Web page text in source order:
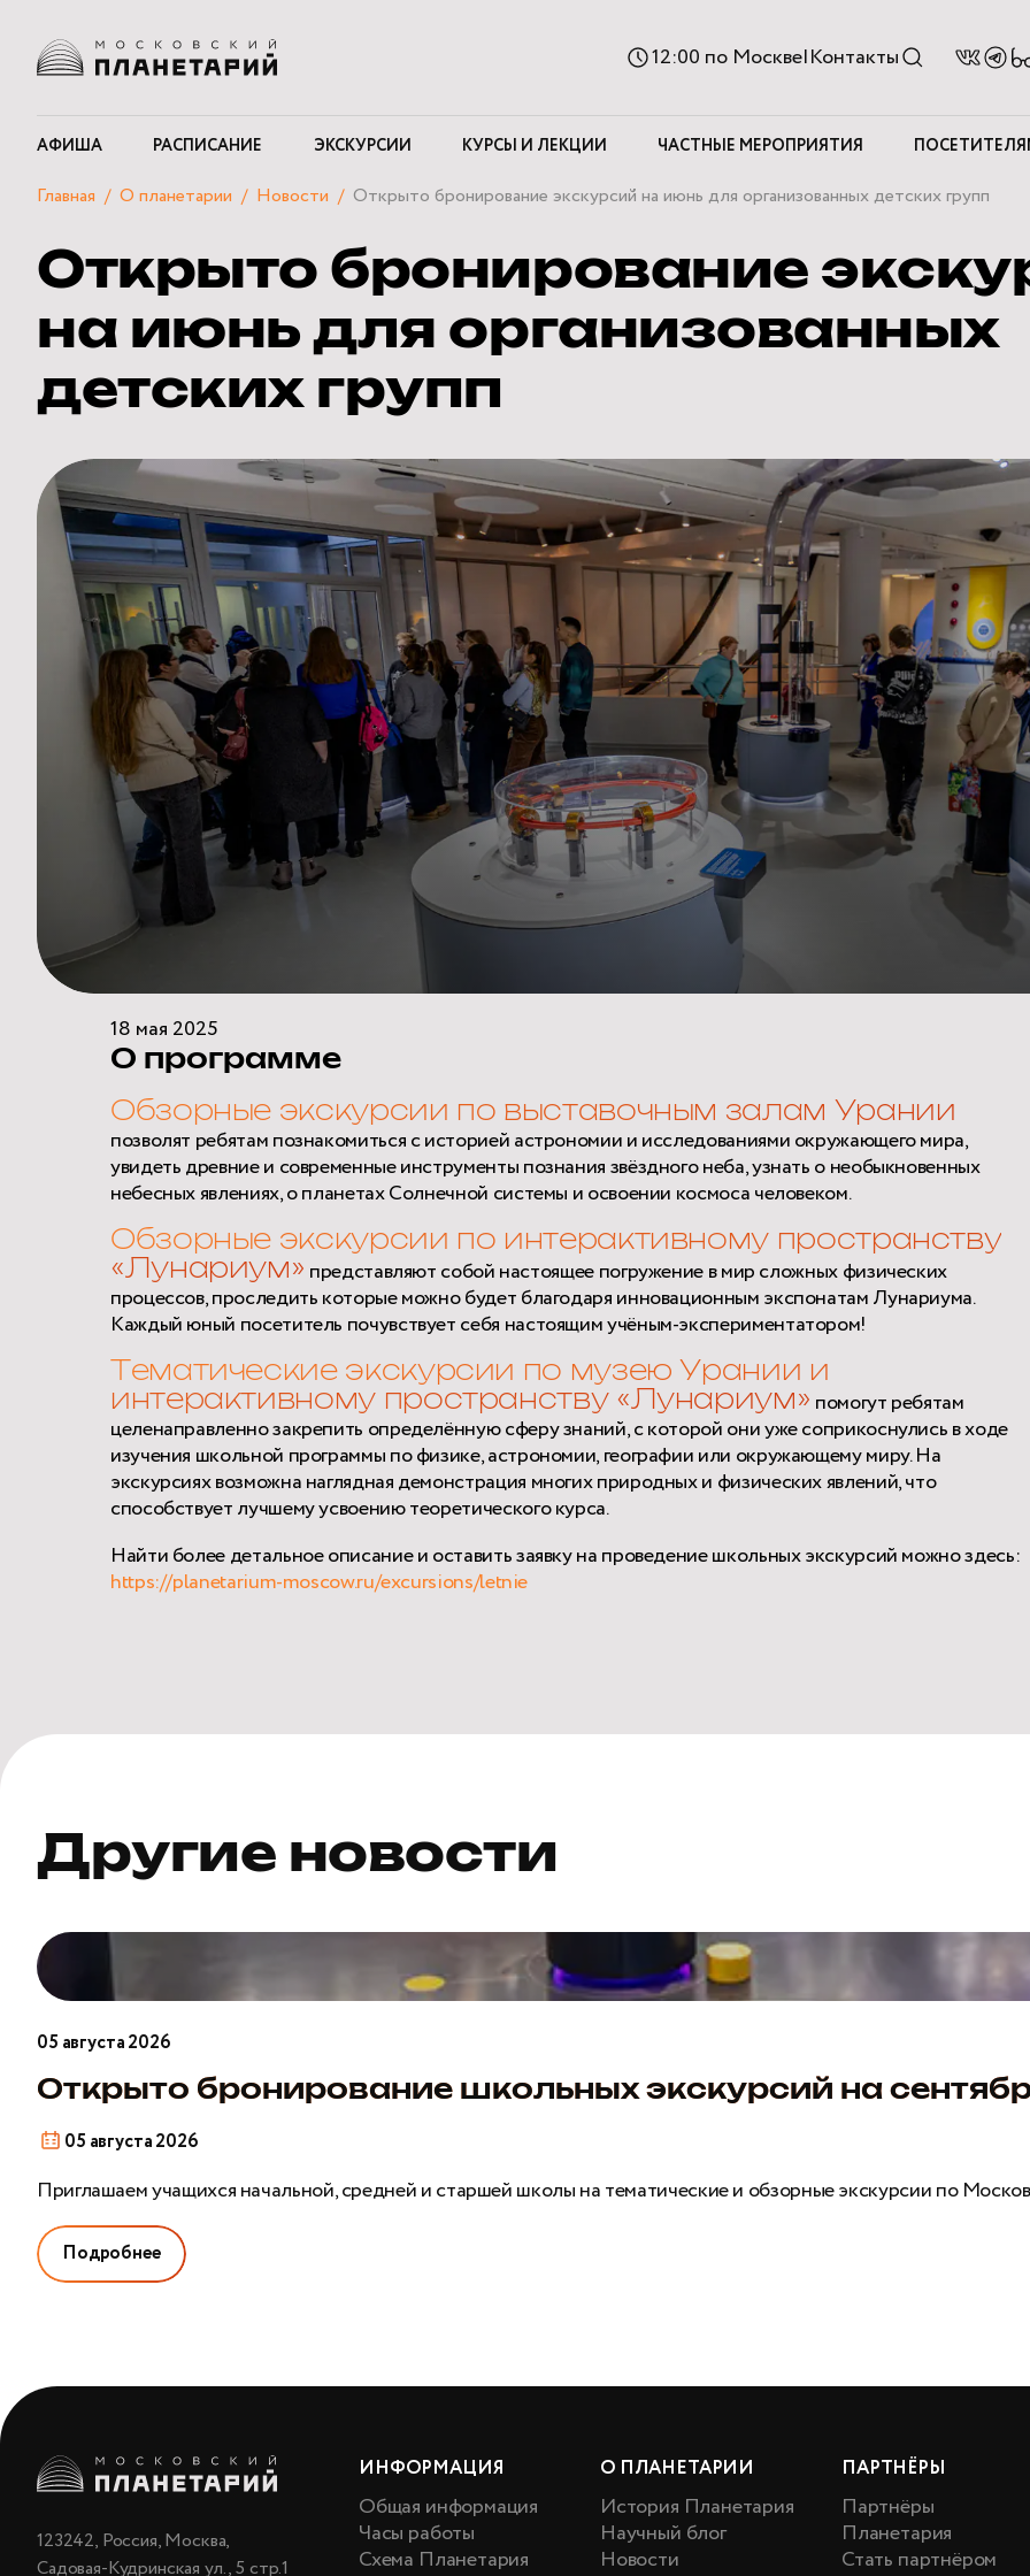
12:00 по Москве|Контакты
АФИША РАСПИСАНИЕ ЭКСКУРСИИ КУРСЫ И ЛЕКЦИИ ЧАСТНЫЕ МЕРОПРИЯТИЯ
Главная О планетарии Новости Открыто бронирование экскурсий на июнь для организованных детских групп
Открыто бронирование
на июнь для организованных
детских групп
18 мая 2025
О программе
Обзорные экскурсии по выставочным залам Урании
позволят ребятам познакомиться с историей астрономии и исследованиями окружающего мира,
увидеть древние и современные инструменты познания звёздного неба, узнать о необыкновенных
небесных явлениях, о планетах Солнечной системы и освоении космоса человеком.
Обзорные экскурсии по интерактивному пространству
«Лунариум» представляют собой настоящее погружение в мир сложных физических
процессов, проследить которые можно будет благодаря инновационным экспонатам Лунариума.
Каждый юный посетитель почувствует себя настоящим учёным-экспериментатором!
Тематические экскурсии по музею Урании и
интерактивному пространству «Лунариум» помогут ребятам
целенаправленно закрепить определённую сферу знаний, с которой они уже соприкоснулись в ходе
изучения школьной программы по физике, астрономии, географии или окружающему миру. На
экскурсиях возможна наглядная демонстрация многих природных и физических явлений, что
способствует лучшему усвоению теоретического курса.
Найти более детальное описание и оставить заявку на проведение школьных экскурсий можно здесь:
https://planetarium-moscow.ru/excursions/letnie
Другие новости
Открыто
бронирование
школьных
на
сентябрь
05 августа 2026
Открыто бронирование школьных экскурсий на
05 августа 2026
Приглашаем учащихся начальной, средней и старшей школы на тематические и обзорные экскурсии по
Подробнее
123242, Россия, Москва,
Садовая-Кудринская ул., 5 стр.1
ИНФОРМАЦИЯ
Общая информация
Часы работы
Схема Планетария
О ПЛАНЕТАРИИ
История Планетария
Научный блог
Новости
ПАРТНЁРЫ
Партнёры
Планетария
Стать партнёром